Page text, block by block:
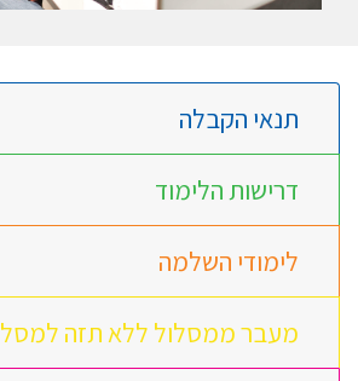
תנאי הקבלה
דרישות הלימוד
לימודי השלמה
מעבר ממסלול ללא תזה